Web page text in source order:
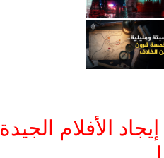
الأفلام الجيدة